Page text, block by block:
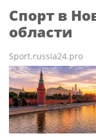
Спорт в
области
Sport.russia24.pro